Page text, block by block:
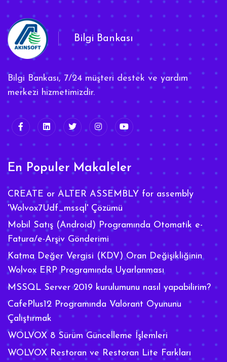
Bilgi Bankası
Bilgi Bankası, 7/24 müşteri destek ve yardım
merkezi hizmetimizdir.
En Populer Makaleler
CREATE or ALTER ASSEMBLY for assembly
'Wolvox7Udf_mssql' Çözümü
Mobil Satış (Android) Programında Otomatik e-
Fatura/e-Arşiv Gönderimi
Katma Değer Vergisi (KDV) Oran Değişikliğinin
Wolvox ERP Programında Uyarlanması
MSSQL Server 2019 kurulumunu nasıl yapabilirim?
CafePlus12 Programında Valorant Oyununu
Çalıştırmak
WOLVOX 8 Sürüm Güncelleme İşlemleri
WOLVOX Restoran ve Restoran Lite Farkları